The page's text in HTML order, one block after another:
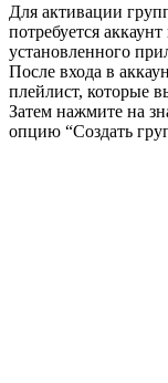
Для активации
потребуется
установленного
После входа в
плейлист, которые
Затем нажмите на
опцию “Создать